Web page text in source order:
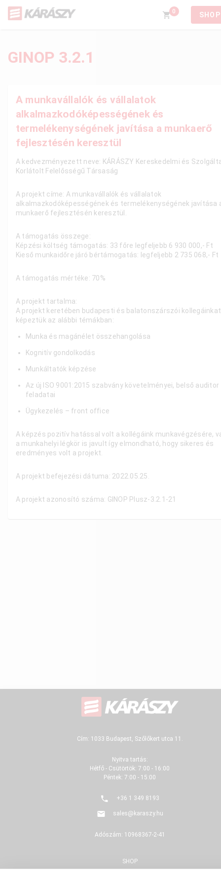
0 SHOP
GINOP 3.2.1
A munkavállalók és vállalatok
alkalmazkodóképességének és
termelékenységének javítása a munkaerő
fejlesztésén keresztül
A kedvezményezett neve: KÁRÁSZY Kereskedelmi és
Korlátolt Felelősségű Társaság
A projekt címe: A munkavállalók és vállalatok
alkalmazkodóképességének és termelékenységének javítása
munkaerő fejlesztésén keresztül.
A támogatás összege:
Képzési költség támogatás: 33 főre legfeljebb 6 930 000,- Ft
Kieső munkaidőre járó bértámogatás: legfeljebb 2 735 068,- Ft
A támogatás mértéke: 70%
A projekt tartalma:
A projekt keretében budapesti és balatonszárszói kollegáinkat
képeztük az alábbi témákban:
Munka és magánélet összehangolása
Kognitív gondolkodás
Munkáltatók képzése
Az új ISO 9001:2015 szabvány követelményei, belső auditor
feladatai
Ügykezelés – front office
A képzés pozitív hatással volt a kollégáink munkavégzésére,
a munkahelyi légkör is javult így elmondható, hogy sikeres és
eredményes volt a projekt.
A projekt befejezési dátuma: 2022.05.25.
A projekt azonosító száma: GINOP Plusz-3.2.1-21
Cím: 1033 Budapest, Szőlőkert utca 11.
Nyitva tartás:
Hétfő - Csütörtök: 7:00 - 16:00
Péntek: 7:00 - 15:00
+36 1 349 8193
sales@karaszy.hu
Adószám: 10968367-2-41
SHOP